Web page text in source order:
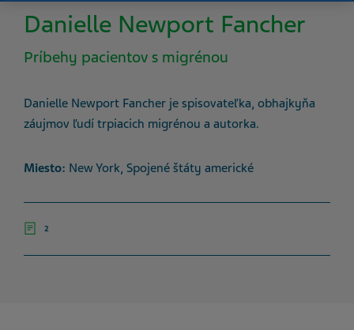
Danielle Newport Fancher
Príbehy pacientov s migrénou
Danielle Newport Fancher je spisovateľka, obhajkyňa
záujmov ľudí trpiacich migrénou a autorka.
Miesto: New York, Spojené štáty americké
2